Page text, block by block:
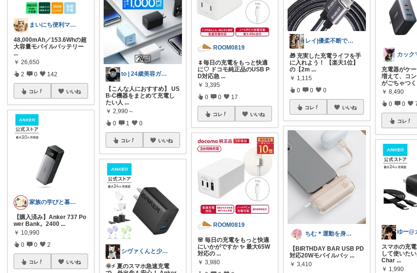
まいにち便利マーケット
48,000mAh／153.6Whの超
大容量モバイルバッテリー
...
￥ 26,650
2 0 142
コレ いいね
家族の学びと暮らし｜買ってよかった
【購入済み】Anker 737 Po
wer Bank。2400 ...
￥ 10,990
0 0 2
コレ いいね
to | 24歳美容ガチ勢
【こんな人におすすめ】 US
B-C機器をまとめて充電し
たい人...
￥ 2,990～
0 1 0
コレ いいね
シヴァくんと少佐のROOM
🌞⚡ 夏のスマホ急速充電
ROOM0819
🌷毎日の充電をもっと快適
に♡ ドコモ純正品のUSB P
D対応急 ...
￥ 3,395
0 0 17
コレ いいね
ROOM0819
🌸 毎日の充電をもっと快適
にいかがですか ✨ 最大65W
対応の ...
￥ 3,980
レイ|優柔不断で選べない🥲
🎁 充実した充電ライフを手
に入れよう！ 【楽天1位】
の【2m ...
￥ 1,115
0 0 0
コレ いいね
ちむ＊運動を身近に、ハッピーに＊
【BIRTHDAY BAR USB PD
対応20Wモバイルバッ ...
￥ 3,410
カック
充電器がケ
増えて、コ
がごちゃつく
￥ 8,490
0 0
コレ
スマホの充
して使いた
Char ...
￥ 1,990